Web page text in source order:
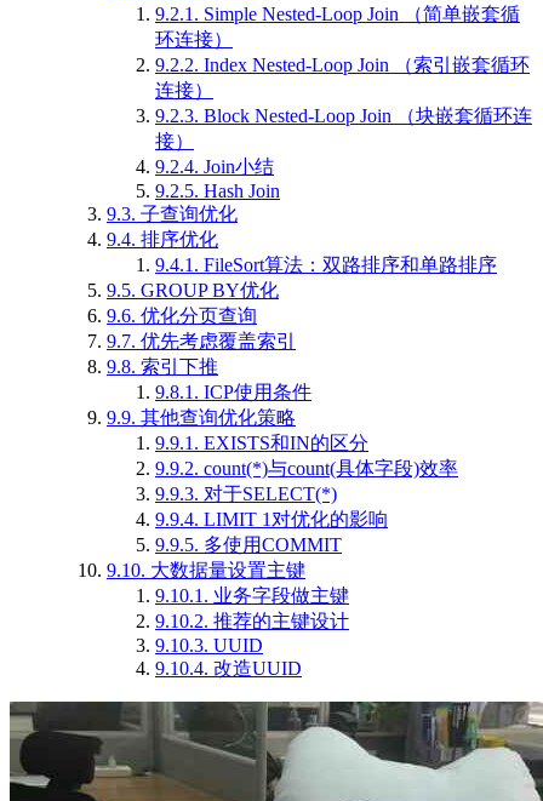
9.2.1. Simple Nested-Loop Join （简单嵌套循
环连接）
9.2.2. Index Nested-Loop Join （索引嵌套循环
连接）
9.2.3. Block Nested-Loop Join （块嵌套循环连
接）
9.2.4. Join小结
9.2.5. Hash Join
9.3. 子查询优化
9.4. 排序优化
9.4.1. FileSort算法：双路排序和单路排序
9.5. GROUP BY优化
9.6. 优化分页查询
9.7. 优先考虑覆盖索引
9.8. 索引下推
9.8.1. ICP使用条件
9.9. 其他查询优化策略
9.9.1. EXISTS和IN的区分
9.9.2. count(*)与count(具体字段)效率
9.9.3. 对于SELECT(*)
9.9.4. LIMIT 1对优化的影响
9.9.5. 多使用COMMIT
9.10. 大数据量设置主键
9.10.1. 业务字段做主键
9.10.2. 推荐的主键设计
9.10.3. UUID
9.10.4. 改造UUID